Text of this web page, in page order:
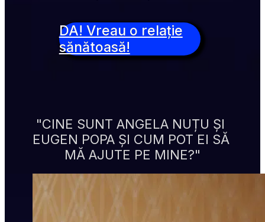
DA! Vreau o relație
sănătoasă!
"CINE SUNT ANGELA NUȚU ȘI
EUGEN POPA ȘI CUM POT EI SĂ
MĂ AJUTE PE MINE?"